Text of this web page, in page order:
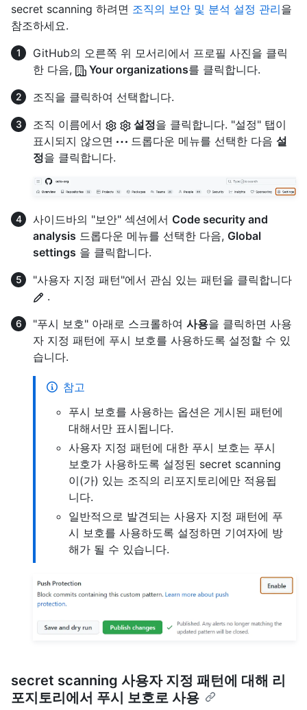
secret scanning 하려면 조직의 보안 및 분석 설정 관리을
참조하세요.
GitHub의 오른쪽 위 모서리에서 프로필 사진을 클릭
한 다음,
Your organizations를 클릭합니다.
조직을 클릭하여 선택합니다.
조직 이름에서
설정을 클릭합니다. "설정" 탭이
표시되지 않으면
드롭다운 메뉴를 선택한 다음 설
정을 클릭합니다.
사이드바의 "보안" 섹션에서 Code security and
analysis 드롭다운 메뉴를 선택한 다음, Global
settings 을 클릭합니다.
"사용자 지정 패턴"에서 관심 있는 패턴을 클릭합니다
.
"푸시 보호" 아래로 스크롤하여 사용을 클릭하면 사용
자 지정 패턴에 푸시 보호를 사용하도록 설정할 수 있
습니다.
참고
푸시 보호를 사용하는 옵션은 게시된 패턴에
대해서만 표시됩니다.
사용자 지정 패턴에 대한 푸시 보호는 푸시
보호가 사용하도록 설정된 secret scanning
이(가) 있는 조직의 리포지토리에만 적용됩
니다.
일반적으로 발견되는 사용자 지정 패턴에 푸
시 보호를 사용하도록 설정하면 기여자에 방
해가 될 수 있습니다.
secret scanning 사용자 지정 패턴에 대해 리
포지토리에서 푸시 보호로 사용